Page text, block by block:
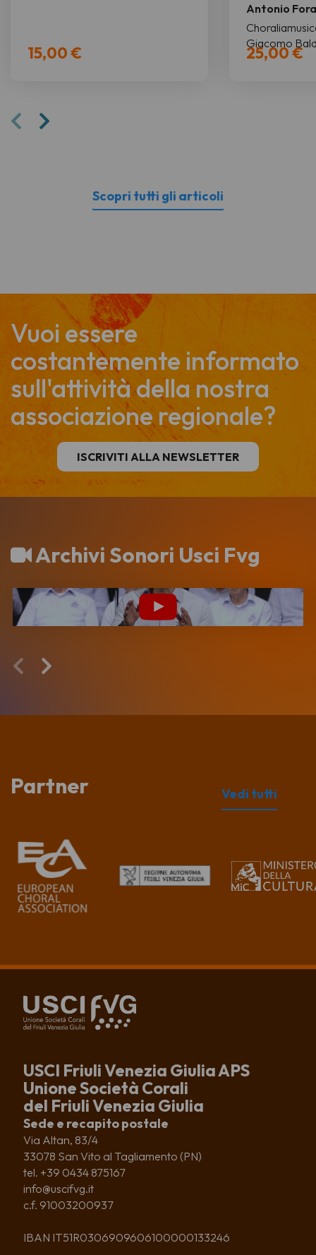
15,00 €
Antonio
Giacomo
25,00 €
Scopri tutti gli articoli
Vuoi essere
costantemente informato
sull'attività della nostra
associazione regionale?
ISCRIVITI ALLA NEWSLETTER
Archivi Sonori Usci Fvg
Partner Vedi tutti
USCI Friuli Venezia Giulia APS
Unione Società Corali
del Friuli Venezia Giulia
Sede e recapito postale
Via Altan, 83/4
33078 San Vito al Tagliamento (PN)
tel. +39 0434 875167
info@uscifvg.it
c.f. 91003200937
IBAN IT51R0306909606100000133246